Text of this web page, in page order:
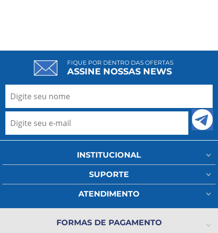
FIQUE POR DENTRO DAS OFERTAS
ASSINE NOSSAS NEWS
INSTITUCIONAL
Minha Conta
Fale Conosco
Meus Pedidos
Lista de Desejos
SUPORTE
Assistência Técnica
Política de Privacidade
ATENDIMENTO
(11) 93802-1111
(11) 2325-4371
FORMAS DE PAGAMENTO